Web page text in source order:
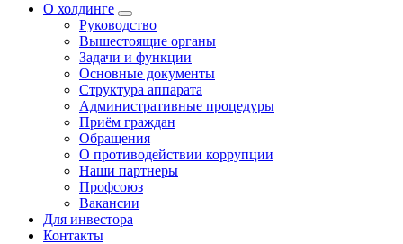
О холдинге
Руководство
Вышестоящие органы
Задачи и функции
Основные документы
Структура аппарата
Административные процедуры
Приём граждан
Обращения
О противодействии коррупции
Наши партнеры
Профсоюз
Вакансии
Для инвестора
Контакты